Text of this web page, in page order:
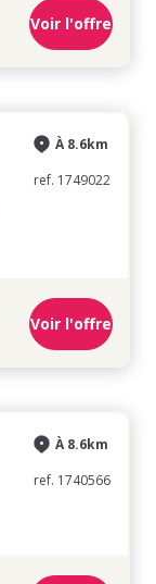
Voir l'offre
À 8.6km
ref. 1749022
Voir l'offre
À 8.6km
ref. 1740566